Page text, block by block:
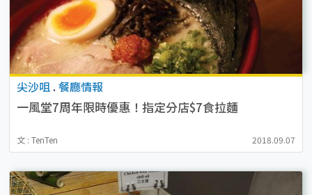
尖沙咀 . 餐廳情報
一風堂7周年限時優惠！指定分店$7食拉麵
文 : TenTen 2018.09.07